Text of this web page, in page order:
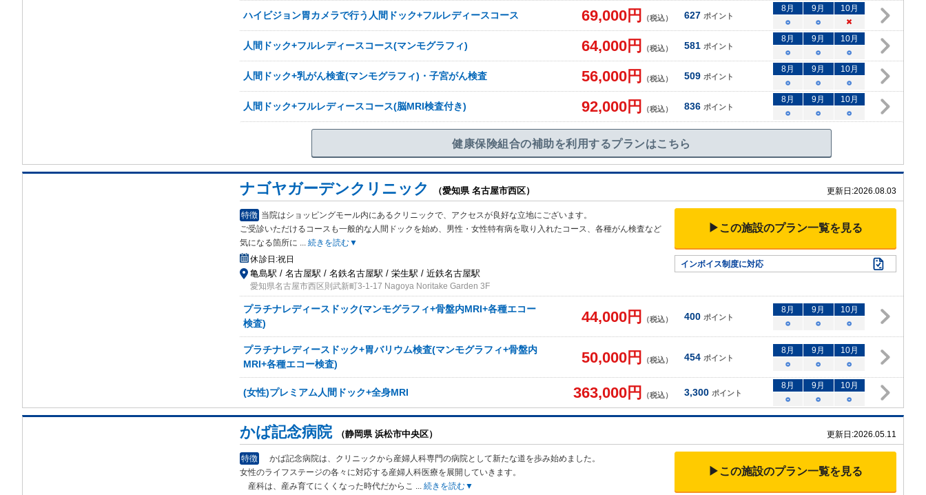
ハイビジョン胃カメラで行う人間ドック+フルレディースコース 69,000円 （税込） 627 ポイント
8月 9月 10月
○
○ ×
人間ドック+フルレディースコース(マンモグラフィ) 64,000円 （税込） 581 ポイント
8月 9月 10月
○
○ ○
人間ドック+乳がん検査(マンモグラフィ)・子宮がん検査 56,000円 （税込） 509 ポイント
8月 9月 10月
○
○ ○
人間ドック+フルレディースコース(脳MRI検査付き) 92,000円 （税込） 836 ポイント
8月 9月 10月
○
○ ○
健康保険組合の補助を利用するプランはこちら
ナゴヤガーデンクリニック （愛知県 名古屋市西区） 更新日:2026.08.03
特徴 当院はショッピングモール内にあるクリニックで、アクセスが良好な立地にございます。
ご受診いただけるコースも一般的な人間ドックを始め、男性・女性特有病を取り入れたコース、各種がん検査など
気になる箇所に ... 続きを読む▼
休診日:祝日
亀島駅 / 名古屋駅 / 名鉄名古屋駅 / 栄生駅 / 近鉄名古屋駅
愛知県名古屋市西区則武新町3-1-17 Nagoya Noritake Garden 3F
▶この施設のプラン一覧を見る
インボイス制度に対応
プラチナレディースドック(マンモグラフィ+骨盤内MRI+各種エコー
検査)
44,000円 （税込） 400 ポイント
8月 9月 10月
○
○ ○
プラチナレディースドック+胃バリウム検査(マンモグラフィ+骨盤内
MRI+各種エコー検査)
50,000円 （税込） 454 ポイント
8月 9月 10月
○
○ ○
(女性)プレミアム人間ドック+全身MRI 363,000円 （税込） 3,300 ポイント
8月 9月 10月
○
○ ○
かば記念病院 （静岡県 浜松市中央区） 更新日:2026.05.11
特徴
かば記念病院は、クリニックから産婦人科専門の病院として新たな道を歩み始めました。
女性のライフステージの各々に対応する産婦人科医療を展開していきます。
産科は、産み育てにくくなった時代だからこ ... 続きを読む▼
▶この施設のプラン一覧を見る